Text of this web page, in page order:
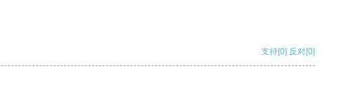
支持[0] 反对[0]